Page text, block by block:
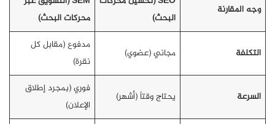
وجه المقارنة
البحث)
محركات البحث)
التكلفة مجاني (عضوي)
مدفوع (مقابل كل
نقرة)
السرعة يحتاج وقتاً (أشهر)
فوري (بمجرد إطلاق
الإعلان)